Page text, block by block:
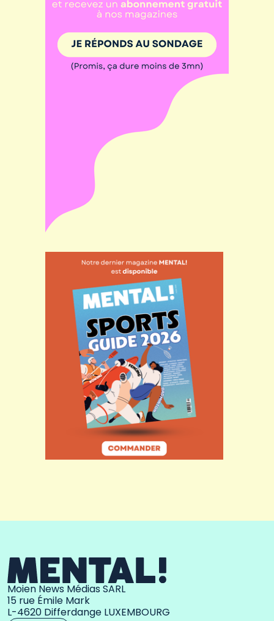
Moien News Médias SARL
15 rue Émile Mark
L-4620 Differdange LUXEMBOURG